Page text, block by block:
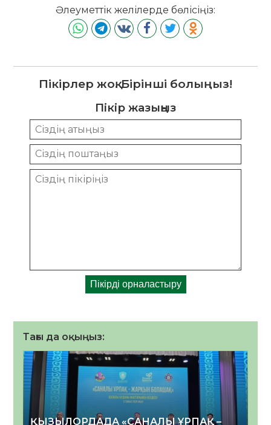
Әлеуметтік желілерде бөлісіңіз:
Пікірлер жоқ. Бірінші болыңыз!
Пікір жазыңыз
Тағы да оқыңыз:
ҚЫЗЫЛОРДАДА «САНАЛЫ ҰРПАҚ –